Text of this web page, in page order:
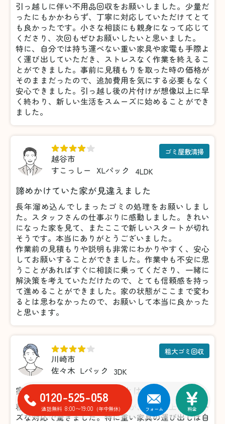
引っ越しに伴い不用品回収をお願いしました。少量だ
ったにもかかわらず、丁寧に対応していただけてとて
も良かったです。小さな相談にも親身になって応じて
くださり、次回もぜひお願いしたいと思いました。
特に、自分では持ち運べない重い家具や家電も手際よ
く運び出していただき、ストレスなく作業を終えるこ
とができました。事前に見積もりを取った時の価格が
そのままだったので、追加費用を気にする必要もなく
安心できました。引っ越し後の片付けが想像以上に早
く終わり、新しい生活をスムーズに始めることができ
ました。
越谷市
すこっしー
XLパック 4LDK
ゴミ屋敷清掃
諦めかけていた家が見違えました
長年溜め込んでしまったゴミの処理をお願いしまし
た。スタッフさんの仕事ぶりに感動しました。きれい
になった家を見て、またここで新しいスタートが切れ
そうです。本当にありがとうございました。
作業前の見積もりや説明も非常にわかりやすく、安心
してお願いすることができました。作業中も不安に思
うことがあればすぐに相談に乗ってくださり、一緒に
解決策を考えていただけたので、とても信頼感を持っ
て進めることができました。家の状態がここまで変わ
るとは思わなかったので、お願いして本当に良かった
と思います。
川崎市
佐々木 Lパック 3DK
粗大ゴミ回収
家具の処分がこんなに楽だとは！
粗大ゴミの処分で利用しましたが、想像以上にスムー
ズな対応で驚きました。特に重い家具の運び出しは自
0120-525-058
通話無料 8:00〜19:00 (年中無休) フォーム 料金